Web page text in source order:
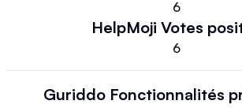
6
HelpMoji Votes
6
Guriddo Fonctionnalités